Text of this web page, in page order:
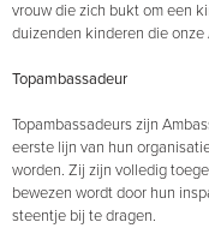
vrouw die zich bukt om een
duizenden kinderen die
Topambassadeur
Topambassadeurs zijn
eerste lijn van hun
worden. Zij zijn volledig
bewezen wordt door hun
steentje bij te dragen.